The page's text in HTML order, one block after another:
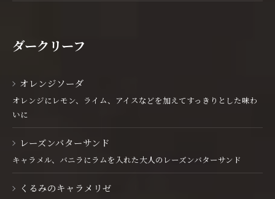
ダークリーフ
オレンジソーダ
オレンジにレモン、ライム、アイスなどを加えてすっきりとした味わ
いに
レーズンバターサンド
キャラメル、バニラにラムを入れた大人のレーズンバターサンド
くるみのキャラメリゼ